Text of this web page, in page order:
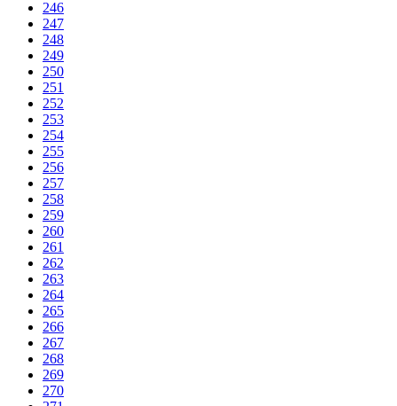
246
247
248
249
250
251
252
253
254
255
256
257
258
259
260
261
262
263
264
265
266
267
268
269
270